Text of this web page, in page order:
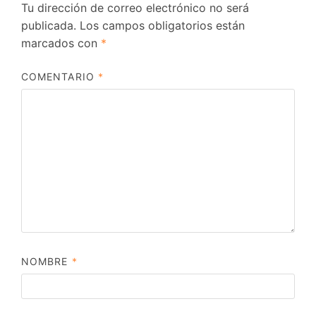
Tu dirección de correo electrónico no será
publicada. Los campos obligatorios están
marcados con *
COMENTARIO *
NOMBRE *